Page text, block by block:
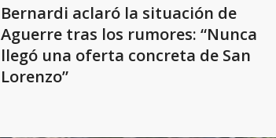
Bernardi aclaró la situación de
Aguerre tras los rumores: “Nunca
llegó una oferta concreta de San
Lorenzo”